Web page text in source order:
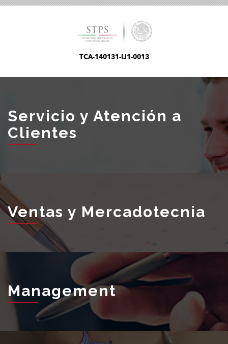
TCA-140131-IJ1-0013
Servicio y Atención a
Clientes
Ventas y Mercadotecnia
Management